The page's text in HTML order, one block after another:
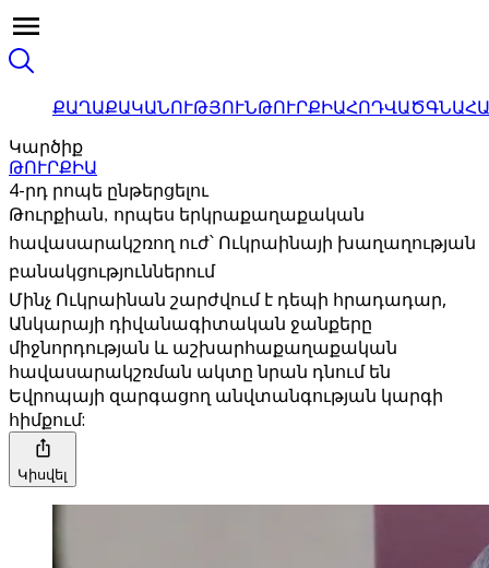
ՔԱՂԱՔԱԿԱՆՈՒԹՅՈՒՆԹՈՒՐՔԻԱՀՈԴՎԱԾ
Կարծիք
ԹՈՒՐՔԻԱ
4-րդ րոպե ընթերցելու
Թուրքիան, որպես երկրաքաղաքական
հավասարակշռող ուժ՝ Ուկրաինայի խաղաղության
բանակցություններում
Մինչ Ուկրաինան շարժվում է դեպի հրադադար,
Անկարայի դիվանագիտական ​​ջանքերը
միջնորդության և աշխարհաքաղաքական
հավասարակշռման ակտը նրան դնում են
Եվրոպայի զարգացող անվտանգության կարգի
հիմքում:
Կիսվել